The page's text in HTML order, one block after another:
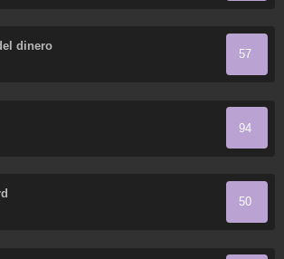
dinero
57
94
50